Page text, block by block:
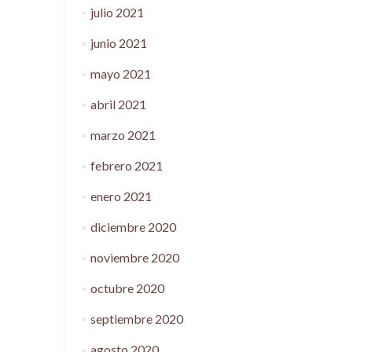
julio 2021
junio 2021
mayo 2021
abril 2021
marzo 2021
febrero 2021
enero 2021
diciembre 2020
noviembre 2020
octubre 2020
septiembre 2020